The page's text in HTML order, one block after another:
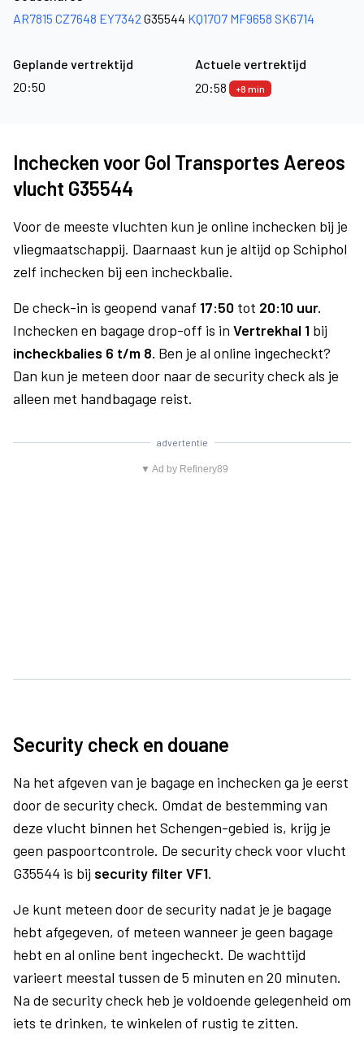
AR7815 CZ7648 EY7342 G35544 KQ1707 MF9658 SK6714
Geplande vertrektijd
20:50
Actuele vertrektijd
20:58
+8 min
Inchecken voor Gol Transportes Aereos
vlucht G35544
Voor de meeste vluchten kun je online inchecken bij je
vliegmaatschappij. Daarnaast kun je altijd op Schiphol
zelf inchecken bij een incheckbalie.
De check-in is geopend vanaf 17:50 tot 20:10 uur.
Inchecken en bagage drop-off is in Vertrekhal 1 bij
incheckbalies 6 t/m 8. Ben je al online ingecheckt?
Dan kun je meteen door naar de security check als je
alleen met handbagage reist.
advertentie
▼ Ad by Refinery89
Security check en douane
Na het afgeven van je bagage en inchecken ga je eerst
door de security check. Omdat de bestemming van
deze vlucht binnen het Schengen-gebied is, krijg je
geen paspoortcontrole. De security check voor vlucht
G35544 is bij security filter VF1.
Je kunt meteen door de security nadat je je bagage
hebt afgegeven, of meteen wanneer je geen bagage
hebt en al online bent ingecheckt. De wachttijd
varieert meestal tussen de 5 minuten en 20 minuten.
Na de security check heb je voldoende gelegenheid om
iets te drinken, te winkelen of rustig te zitten.